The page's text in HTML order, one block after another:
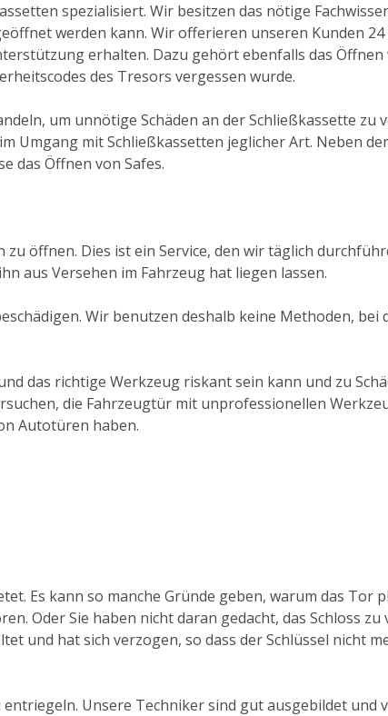
spezialisiert. Wir besitzen das nötige
werden kann. Wir offerieren unseren Kunden 24
erhalten. Dazu gehört ebenfalls das Öffnen
des Tresors vergessen wurde.
um unnötige Schäden an der Schließkassette zu
mit Schließkassetten jeglicher Art. Neben
das Öffnen von Safes.
öffnen. Dies ist ein Service, den wir täglich
aus Versehen im Fahrzeug hat liegen lassen.
Wir benutzen deshalb keine Methoden, bei
das richtige Werkzeug riskant sein kann und zu
die Fahrzeugtür mit unprofessionellen
Autotüren haben.
Es kann so manche Gründe geben, warum das Tor
Oder Sie haben nicht daran gedacht, das Schloss zu
und hat sich verzogen, so dass der Schlüssel nicht
Unsere Techniker sind gut ausgebildet und